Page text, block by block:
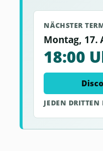
NÄCHSTER
Montag, 17.
18:00
JEDEN